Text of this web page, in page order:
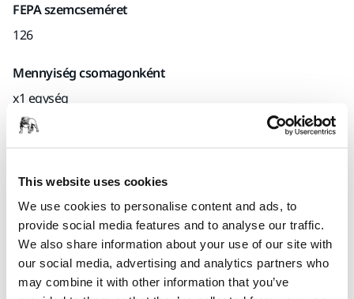
This website uses cookies
We use cookies to personalise content and ads, to
provide social media features and to analyse our traffic.
We also share information about your use of our site with
our social media, advertising and analytics partners who
may combine it with other information that you’ve
FEPA szemcseméret
126
Mennyiség csomagonként
x1 egység
Mirka kód
Termékinformációk
Műszaki részletek